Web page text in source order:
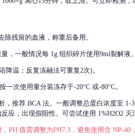
除残留的血液，称重后备用。
，一般情况每 1g 组织碎片使用9ml裂解液
降温；反复冻融法可重复2次)。
次使用量分装冻存于-20°C 或-80°C。
，推荐 BCA 法。一般调整总蛋白浓度至
，出现假阳性。可尝试使用 1%H2O2 灭
PH 值需调整为PH7.3，避免使用含 NP-